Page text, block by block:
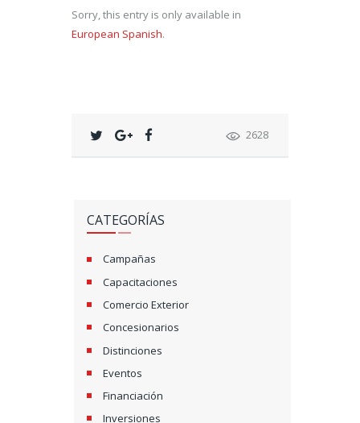
Sorry, this entry is only available in
European Spanish.
2628
CATEGORÍAS
Campañas
Capacitaciones
Comercio Exterior
Concesionarios
Distinciones
Eventos
Financiación
Inversiones